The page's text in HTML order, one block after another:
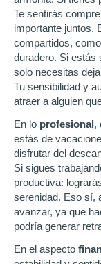
Te sentirás
importante juntos.
compartidos,
duradero. Si estás
solo necesitas
Tu sensibilidad y
atraer a alguien
En lo profesional,
estás de
disfrutar del
Si sigues
productiva:
serenidad. Eso sí,
avanzar, ya que
podría generar
En el aspecto